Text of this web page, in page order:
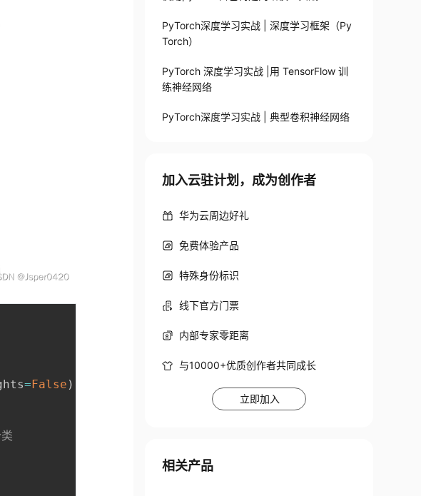
=False )
PyTorch深度学习实战 | 深度学习框架（Py
Torch）
PyTorch 深度学习实战 |用 TensorFlow 训
练神经网络
PyTorch深度学习实战 | 典型卷积神经网络
加入云驻计划，成为创作者
华为云周边好礼
免费体验产品
特殊身份标识
线下官方门票
内部专家零距离
与10000+优质创作者共同成长
立即加入
相关产品